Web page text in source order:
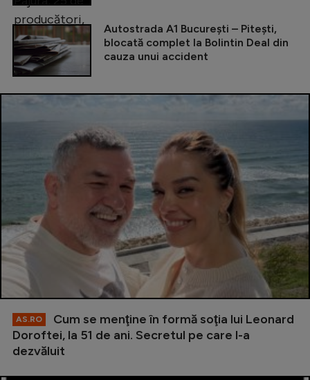
Autostrada A1 București – Pitești,
blocată complet la Bolintin Deal din
cauza unui accident
AS.RO
Cum se menţine în formă soţia lui Leonard
Doroftei, la 51 de ani. Secretul pe care l-a
dezvăluit